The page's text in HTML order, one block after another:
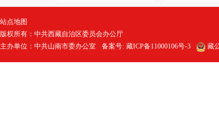
站点地图
版权所有：中共西藏自治区委员会办公厅
主办单位：中共山南市委办公室 备案号: 藏ICP备11000106号-3 藏